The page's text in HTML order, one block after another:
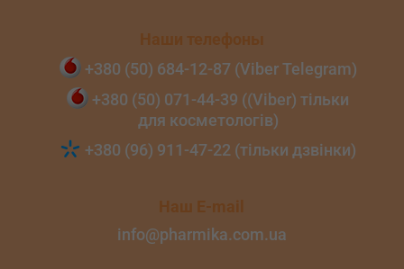
Наши телефоны
+380 (50) 684‑12‑87 (Viber Telegram)
+380 (50) 071‑44‑39 ((Viber) тільки
для косметологів)
+380 (96) 911‑47‑22 (тільки дзвінки)
Наш E-mail
info@pharmika.com.ua